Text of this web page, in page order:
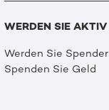
WERDEN SIE AKTIV
Werden Sie Spender
Spenden Sie Geld